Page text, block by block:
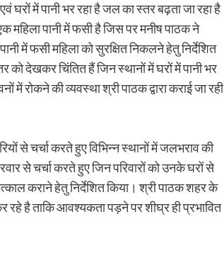
में पानी भर रहा है जल का स्तर बढ़ता जा रहा है
महिला पानी में फसी है जिस पर मनीष पाठक ने
में फसी महिला को सुरक्षित निकलने हेतु निर्देशित
को देखकर चिंतित हैं जिन स्थानों में घरों में पानी भर
में रोकने की व्यवस्था श्री पाठक द्वारा कराई जा रही
से चर्चा करते हुए विभिन्न स्थानों में जलभराव की
से चर्चा करते हुए जिन परिवारों को उनके घरों से
कराने हेतु निर्देशित किया। श्री पाठक शहर के
रहे है ताकि आवश्यकता पड़ने पर शीघ्र ही प्रभावित